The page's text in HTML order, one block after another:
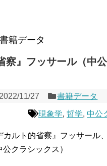
書籍データ
察』フッサール（中
2022/11/27 書籍データ
現象学, 哲学, 中公
カルト的省察』フッサール
公クラシックス）